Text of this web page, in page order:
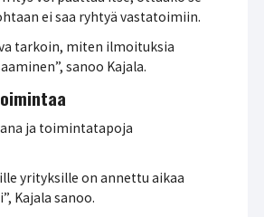
ei saa ryhtyä vastatoimiin.
tarkoin, miten ilmoituksia
sanoo Kajala.
ja toimintatapoja
yrityksille on annettu aikaa
Kajala sanoo.